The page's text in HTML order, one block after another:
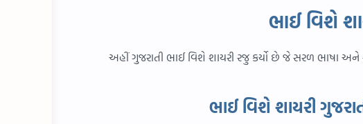
ભાઈ વિશે
અહીં ગુજરાતી ભાઈ વિશે શાયરી રજુ કર્યો છે જે સરળ ભાષા
ભાઈ વિશે શાયરી